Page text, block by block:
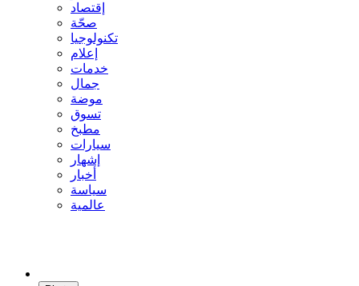
إقتصاد
صحّة
تكنولوجيا
إعلام
خدمات
جمال
موضة
تسوق
مطبخ
سيارات
إشهار
أخبار
سياسة
عالمية